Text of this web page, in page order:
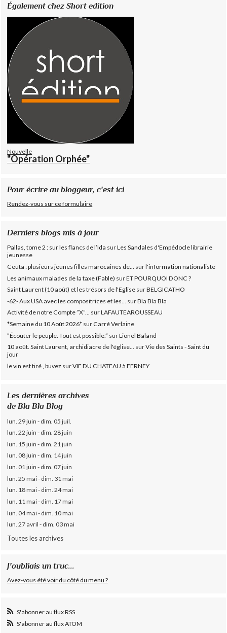
Également chez Short edition
Nouvelle
"Opération Orphée"
Pour écrire au bloggeur, c'est ici
Rendez-vous sur ce formulaire
Derniers blogs mis à jour
Pallas, tome 2 : sur les flancs de l’Ida surLes Sandales d'Empédocle librairie
jeunesse
Ceuta : plusieurs jeunes filles marocaines de...
surl'information nationaliste
Les animaux malades de la taxe (Fable) surET POURQUOI DONC ?
Saint Laurent (10 août) et les trésors de l'Eglise surBELGICATHO
-62- Aux USA avec les compositrices et les...
surBla Bla Bla
Activité de notre Compte ”X”... surLAFAUTEAROUSSEAU
*Semaine du 10 Août 2026* surCarré Verlaine
”Écouter le peuple. Tout est possible.” surLionel Baland
10 août. Saint Laurent, archidiacre de l'église... surVie des Saints - Saint du
jour
le vin est tiré , buvez surVIE DU CHATEAU à FERNEY
Les dernières archives
de Bla Bla Blog
lun. 29 juin - dim. 05 juil.
lun. 22 juin - dim. 28 juin
lun. 15 juin - dim. 21 juin
lun. 08 juin - dim. 14 juin
lun. 01 juin - dim. 07 juin
lun. 25 mai - dim. 31 mai
lun. 18 mai - dim. 24 mai
lun. 11 mai - dim. 17 mai
lun. 04 mai - dim. 10 mai
lun. 27 avril - dim. 03 mai
Toutes les archives
J'oubliais un truc...
Avez-vous été voir du côté du menu ?
S'abonner au flux RSS
S'abonner au flux ATOM